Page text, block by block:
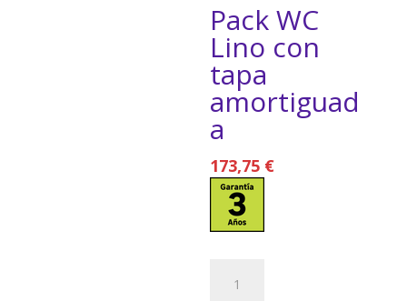
Pack WC
Lino con
tapa
amortiguad
a
173,75 €